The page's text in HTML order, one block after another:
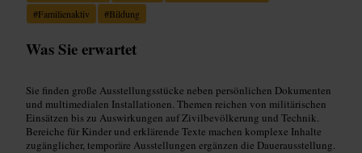
#Familienaktiv #Bildung
Was Sie erwartet
Sie finden große Ausstellungsstücke neben persönlichen Dokumenten
und multimedialen Installationen. Themen reichen von militärischen
Einsätzen bis zu Auswirkungen auf Zivilbevölkerung und Technik.
Bereiche für Kinder und erklärende Texte machen komplexe Inhalte
zugänglicher, temporäre Ausstellungen ergänzen die Dauerausstellung.